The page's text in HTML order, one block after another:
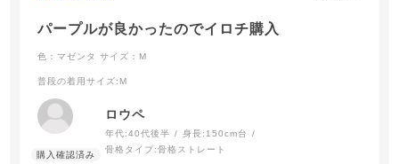
パープルが良かったのでイロチ購入
色：マゼンタ サイズ：M
普段の着用サイズ:M
ロウペ
年代:40代後半 身長: 150cm台
骨格タイプ:骨格ストレート